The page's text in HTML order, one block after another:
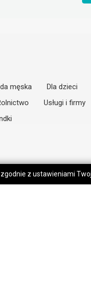
męska Dla dzieci
Usługi i firmy
z ustawieniami